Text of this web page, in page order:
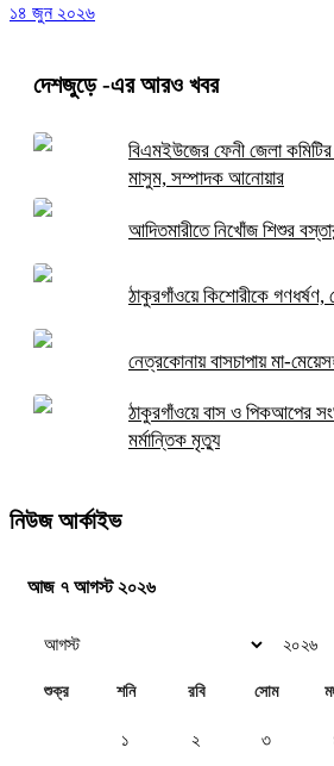
১৪ জুন ২০২৬
দেশজুড়ে-এর আরও খবর
বিএমইউজের ফেনী জেলা
মাসুম, সম্পাদক আনোয়ার
আদিতমারীতে নিখোঁজ শিশুর
ঠাকুরগাঁওয়ে কিশোরীকে
নেত্রকোনায় বাসচাপায় মা-
ঠাকুরগাঁওয়ে বাস ও পিকআপের
মর্মান্তিক মৃত্যু
নিউজ আর্কাইভ
আজ ৭ আগস্ট ২০২৬
শুক্র শনি রবি সোম
১ ২ ৩